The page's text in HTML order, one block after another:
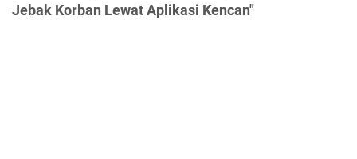
Jebak Korban Lewat Aplikasi Kencan"